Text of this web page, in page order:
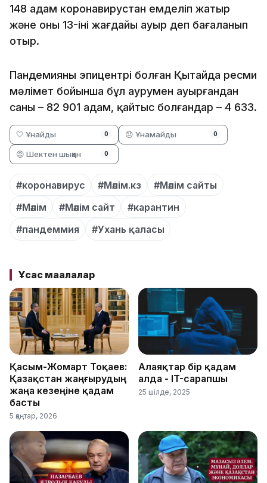
148 адам коронавирустан емделіп жатыр
және оның 13-інің жағдайы ауыр деп бағаланып
отыр.
Пандемияның эпицентрі болған Қытайда ресми
мәлімет бойынша бұл аурумен ауырғандан
саны – 82 901 адам, қайтыс болғандар – 4 633.
🤍 Ұнайды 0 😞 Ұнамайды 0
😡 Шектен шыққан 0
#коронавирус #Мәлім.кз
#Мәлім сайты
#Мәлім
#Мәлім сайт
#карантин
#пандеммия
#Ухань қаласы
Ұқсас мақалалар
Қасым-Жомарт Тоқаев:
Қазақстан жаңғырудың
жаңа кезеңіне қадам
басты
5 қаңтар, 2026
Алаяқтар бір қадам
алда - IT-сарапшы
25 шілде, 2025